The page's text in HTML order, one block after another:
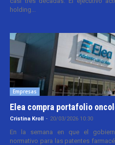
holding...
Empresas
Elea compra portafolio
Cristina Kroll - 20/03/2026 10:30
En la semana en que el
normativo para las patentes